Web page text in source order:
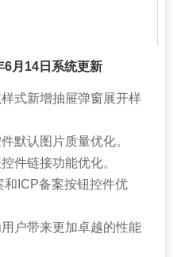
6月14日系统更新
式新增抽屉弹窗展开样
默认图片质量优化。
件链接功能优化。
和ICP备案按钮控件优
户带来更加卓越的性能